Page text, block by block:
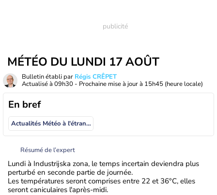
MÉTÉO DU LUNDI 17 AOÛT
Bulletin établi par Régis CRÊPET
Actualisé à 09h30 - Prochaine mise à jour à 15h45 (heure locale)
En bref
Actualités Météo à l'étranger
Résumé de l’expert
Lundi à Industrijska zona, le temps incertain deviendra plus
perturbé en seconde partie de journée.
Les températures seront comprises entre 22 et 36°C, elles
seront caniculaires l'après-midi.